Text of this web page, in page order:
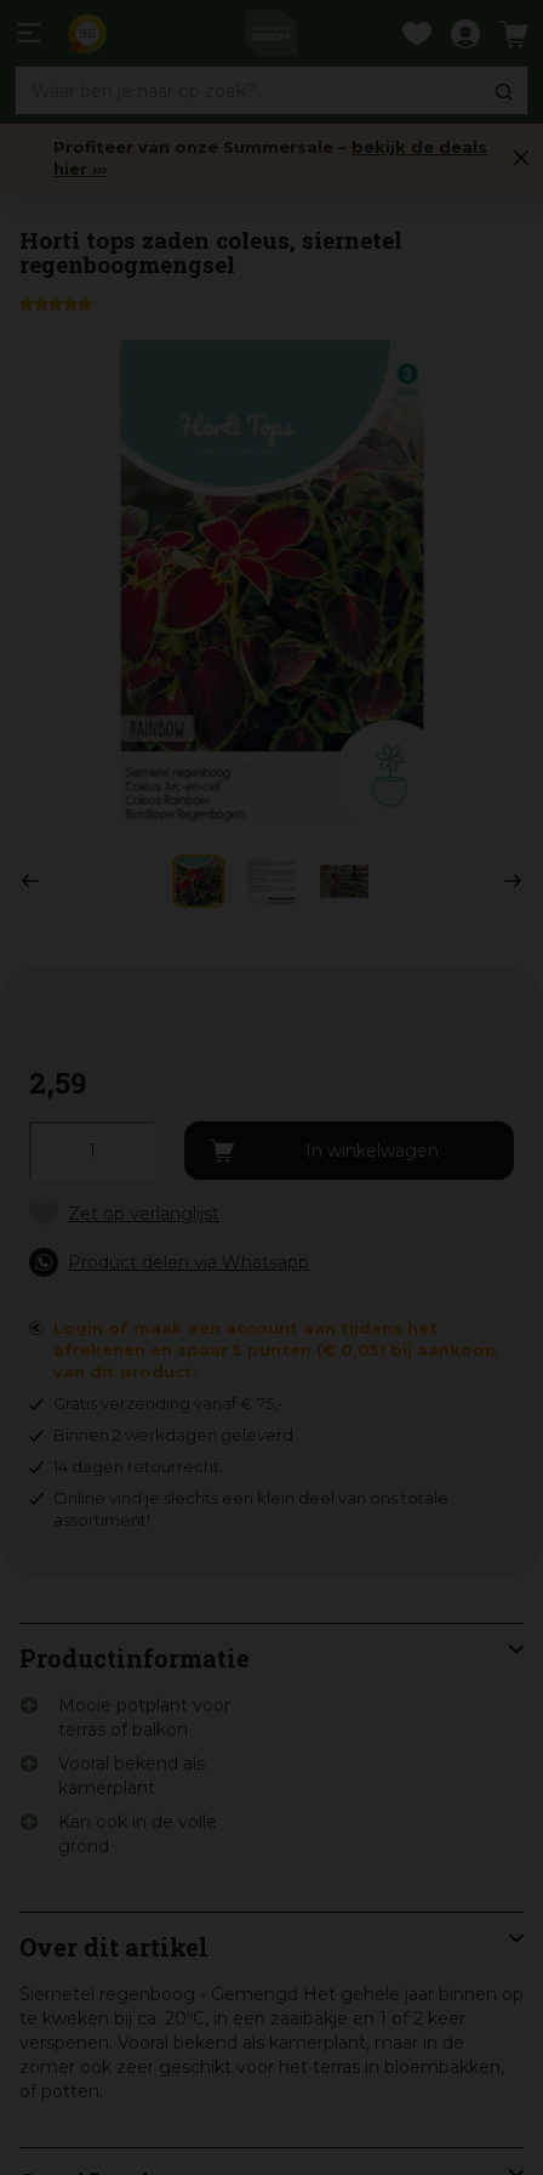
naar
Profiteer van onze Summersale – bekijk de deals
hier ›››
Horti tops zaden coleus, siernetel
regenboogmengsel
2,59
Product delen via Whatsapp
Login of maak een account aan tijdens het
afrekenen en spaar 5 punten (€ 0,05) bij aankoop
van dit product.
Gratis verzending vanaf € 75,-
Binnen 2 werkdagen geleverd.
14 dagen retourrecht.
Online vind je slechts een klein deel van ons totale
assortiment!
Productinformatie
Mooie potplant voor
terras of balkon
Vooral bekend als
kamerplant
Kan ook in de volle
grond
Over dit artikel
Siernetel regenboog - Gemengd Het gehele jaar binnen op
te kweken bij ca. 20ºC, in een zaaibakje en 1 of 2 keer
verspenen. Vooral bekend als kamerplant, maar in de
zomer ook zeer geschikt voor het terras in bloembakken,
of potten.